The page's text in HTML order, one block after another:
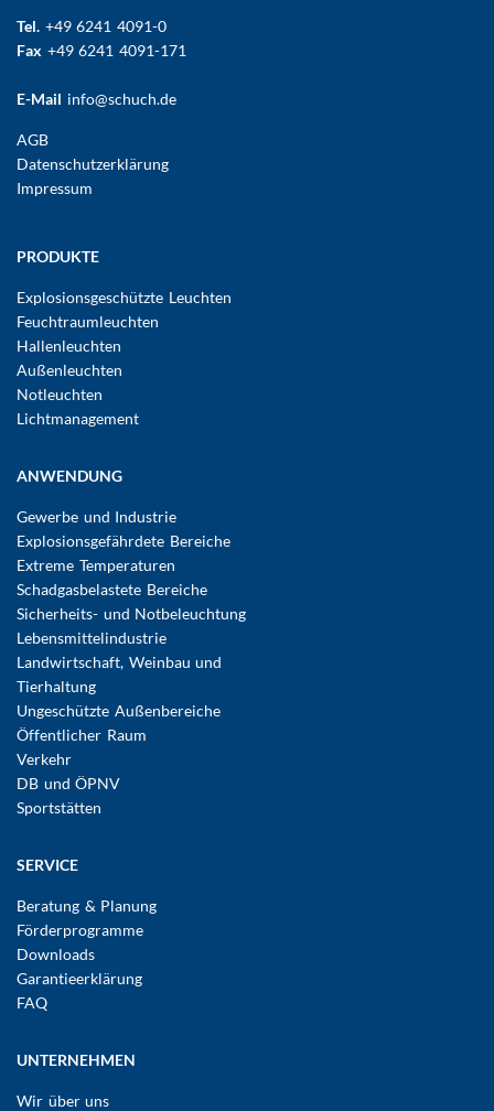
Tel. +49 6241 4091-0
Fax +49 6241 4091-171
E-Mail info@schuch.de
FUSSBEREICHSMENÜ
AGB
Datenschutzerklärung
Impressum
Hauptnavigation
PRODUKTE
Explosionsgeschützte Leuchten
Feuchtraumleuchten
Hallenleuchten
Außenleuchten
Notleuchten
Lichtmanagement
ANWENDUNG
Gewerbe und Industrie
Explosionsgefährdete Bereiche
Extreme Temperaturen
Schadgasbelastete Bereiche
Sicherheits- und Notbeleuchtung
Lebensmittelindustrie
Landwirtschaft, Weinbau und
Tierhaltung
Ungeschützte Außenbereiche
Öffentlicher Raum
Verkehr
DB und ÖPNV
Sportstätten
SERVICE
Beratung & Planung
Förderprogramme
Downloads
Garantieerklärung
FAQ
UNTERNEHMEN
Wir über uns